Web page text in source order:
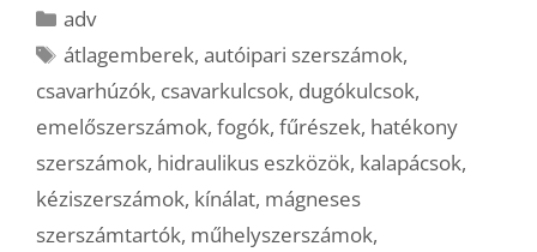
Kategória
adv
Címkék
átlagemberek,autóipari szerszámok,
csavarhúzók, csavarkulcsok, dugókulcsok,
emelőszerszámok, fogók, fűrészek, hatékony
szerszámok, hidraulikus eszközök, kalapácsok,
kéziszerszámok, kínálat, mágneses
szerszámtartók, műhelyszerszámok,